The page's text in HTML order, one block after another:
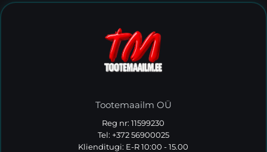
Tootemaailm OÜ
Reg nr: 11599230
Tel: +372 56900025
Klienditugi: E-R 10:00 - 15.00